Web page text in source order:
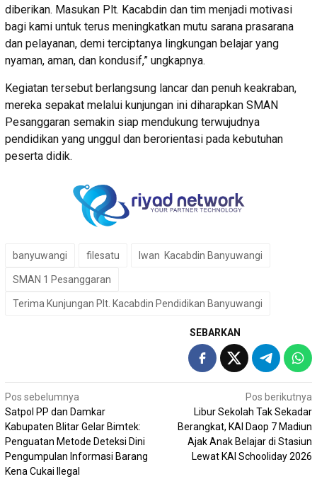
diberikan. Masukan Plt. Kacabdin dan tim menjadi motivasi
bagi kami untuk terus meningkatkan mutu sarana prasarana
dan pelayanan, demi terciptanya lingkungan belajar yang
nyaman, aman, dan kondusif,” ungkapnya.
Kegiatan tersebut berlangsung lancar dan penuh keakraban,
mereka sepakat melalui kunjungan ini diharapkan SMAN
Pesanggaran semakin siap mendukung terwujudnya
pendidikan yang unggul dan berorientasi pada kebutuhan
peserta didik.
banyuwangi filesatu Iwan Kacabdin Banyuwangi
SMAN 1 Pesanggaran
Terima Kunjungan Plt. Kacabdin Pendidikan Banyuwangi
SEBARKAN
Navigasi
pos
Pos sebelumnya
Satpol PP dan Damkar
Kabupaten Blitar Gelar Bimtek:
Penguatan Metode Deteksi Dini
Pengumpulan Informasi Barang
Kena Cukai Ilegal
Pos berikutnya
Libur Sekolah Tak Sekadar
Berangkat, KAI Daop 7 Madiun
Ajak Anak Belajar di Stasiun
Lewat KAI Schooliday 2026